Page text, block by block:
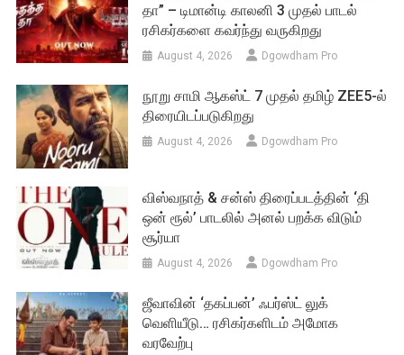
தா” – டிமான்டி காலனி 3 முதல் பாடல்
ரசிகர்களை கவர்ந்து வருகிறது
August 4, 2026 Dgowdham Pro
நூறு சாமி ஆகஸ்ட் 7 முதல் தமிழ் ZEE5-ல்
திரையிடப்படுகிறது
August 4, 2026 Dgowdham Pro
விஸ்வநாத் & சன்ஸ் திரைப்படத்தின் ‘தி
ஒன் ரூல்’ பாடலில் அனல் பறக்க விடும்
சூர்யா
August 4, 2026 Dgowdham Pro
ஜீவாவின் ‘தகப்பன்’ ஃபர்ஸ்ட் லுக்
வெளியீடு… ரசிகர்களிடம் அமோக
வரவேற்பு